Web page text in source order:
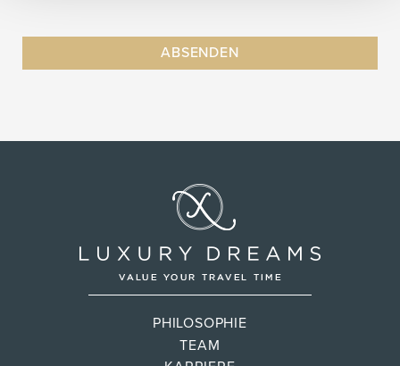
PHILOSOPHIE
TEAM